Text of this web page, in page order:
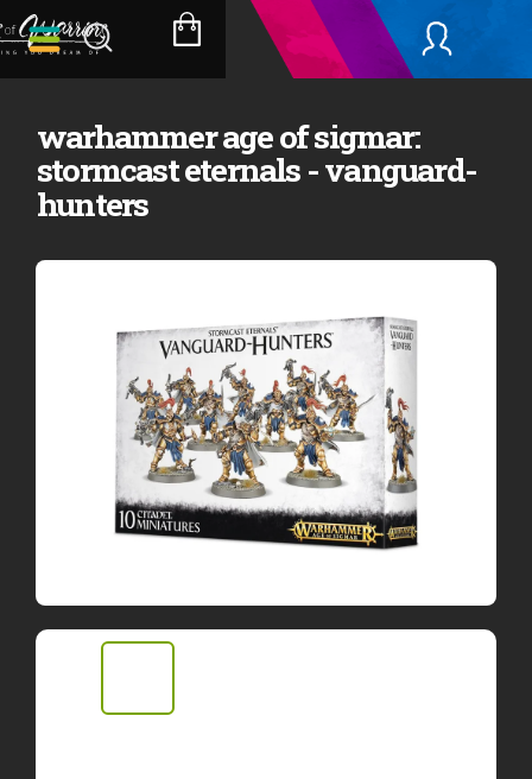
Přejít
na
obsah
NÁKUPNÍ
KOŠÍK
warhammer age of sigmar:
stormcast eternals - vanguard-
hunters